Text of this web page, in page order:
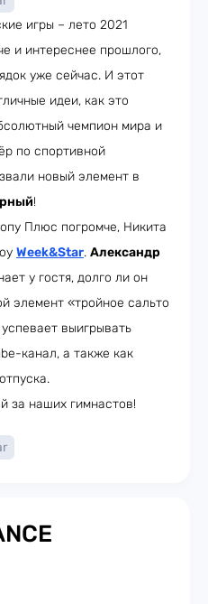
игры – лето 2021
и интереснее прошлого,
уже сейчас. И этот
идеи, как это
чемпион мира и
по спортивной
новый элемент в
!
Плюс погромче, Никита
Week&Star. Александр
у гостя, долго ли он
элемент «тройное сальто
выигрывать
канал, а также как
за наших гимнастов!